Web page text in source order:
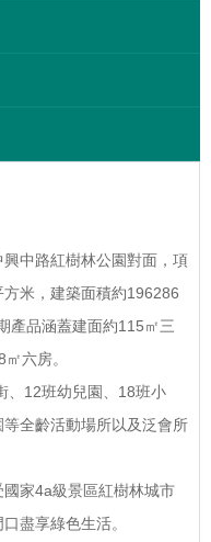
中路紅樹林公園對面，項
米，建築面積約196286
產品涵蓋建面約115㎡三
六房。
、12班幼兒園、18班小
全齡活動場所以及泛會所
家4a級景區紅樹林城市
盡享綠色生活。